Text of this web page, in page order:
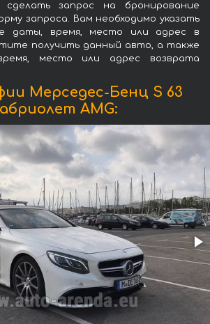
сделать запрос на бронирование
запроса. Вам необходимо указать
даты, время, место или адрес в
получить данный авто, а также
место или адрес возврата
Мерседес-Бенц S 63
AMG: